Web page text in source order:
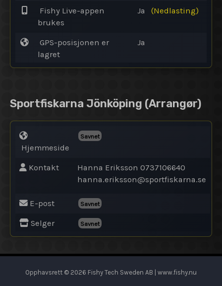
Fishy Live-appen
brukes
Ja (Nedlasting)
GPS-posisjonen er
lagret
Ja
Sportfiskarna Jönköping (Arrangør)
Hjemmeside
Savnet
Kontakt
Hanna Eriksson 0737106640
hanna.eriksson@sportfiskarna.se
E-post Savnet
Selger Savnet
Opphavsrett © 2026 Fishy Tech Sweden AB | www.fishy.nu